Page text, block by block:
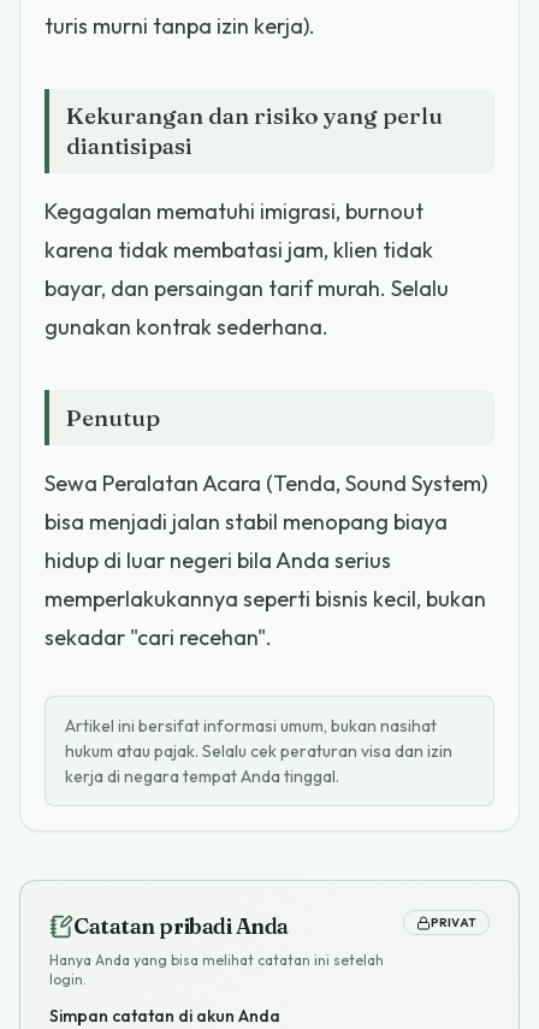
turis murni tanpa izin kerja).
Kekurangan dan risiko yang perlu
diantisipasi
Kegagalan mematuhi imigrasi, burnout
karena tidak membatasi jam, klien tidak
bayar, dan persaingan tarif murah. Selalu
gunakan kontrak sederhana.
Penutup
Sewa Peralatan Acara (Tenda, Sound System)
bisa menjadi jalan stabil menopang biaya
hidup di luar negeri bila Anda serius
memperlakukannya seperti bisnis kecil, bukan
sekadar "cari recehan".
Artikel ini bersifat informasi umum, bukan nasihat
hukum atau pajak. Selalu cek peraturan visa dan izin
kerja di negara tempat Anda tinggal.
Catatan pribadi Anda
Hanya Anda yang bisa melihat catatan ini setelah
login.
PRIVAT
Simpan catatan di akun Anda